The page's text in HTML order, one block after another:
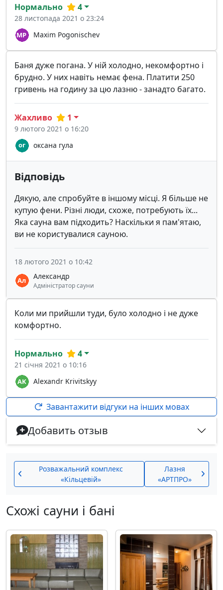
Maxim Pogonischev
Нормально 4
28 листопада 2021 о 23:24
Баня дуже погана. У ній холодно, некомфортно і
брудно. У них навіть немає фена. Платити 250
гривень на годину за цю лазню - занадто багато.
оксана гула
Жахливо 1
9 лютого 2021 о 16:20
Відповідь
Дякую, але спробуйте в іншому місці. Я більше не
купую фени. Різні люди, схоже, потребують їх...
Яка сауна вам підходить? Наскільки я пам'ятаю,
ви не користувалися сауною.
Александр
Адміністратор сауни
18 лютого 2021 о 10:42
Коли ми прийшли туди, було холодно і не дуже
комфортно.
Alexandr Krivitskyy
Нормально 4
21 січня 2021 о 10:16
Завантажити відгуки на інших мовах
Добавить отзыв
Розважальний комплекс
«Кільцевій»
Лазня
«АРТПРО»
Схожі сауни і бані